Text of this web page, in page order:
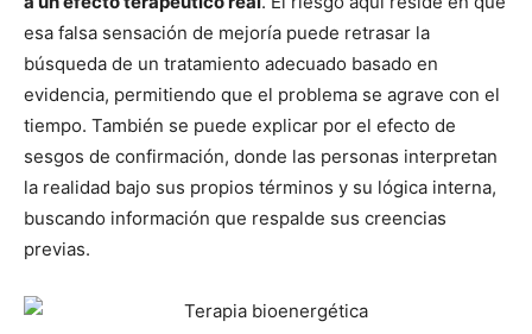
esa falsa sensación de mejoría puede retrasar la
búsqueda de un tratamiento adecuado basado en
evidencia, permitiendo que el problema se agrave con el
tiempo. También se puede explicar por el efecto de
sesgos de confirmación, donde las personas interpretan
la realidad bajo sus propios términos y su lógica interna,
buscando información que respalde sus creencias
previas.